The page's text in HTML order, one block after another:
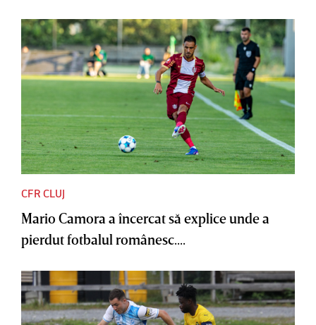
CFR CLUJ
Mario Camora a încercat să explice unde a
pierdut fotbalul românesc....